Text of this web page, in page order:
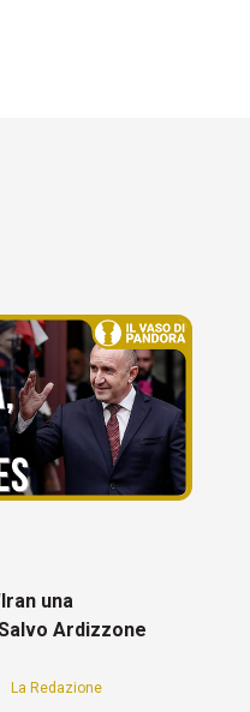
una
Ardizzone
La Redazione